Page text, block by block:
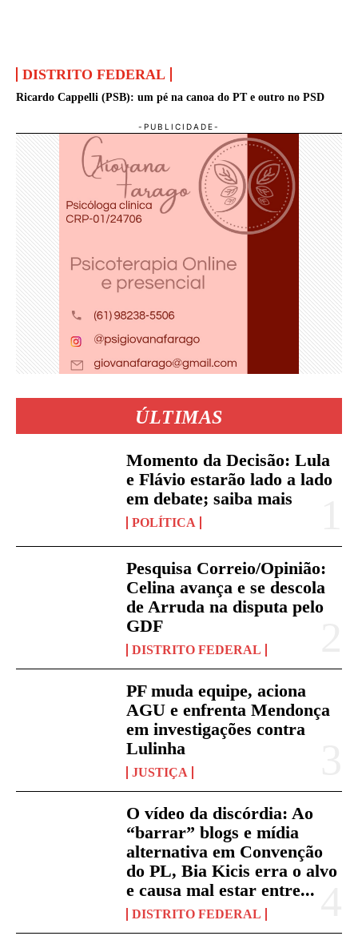
DISTRITO FEDERAL
Ricardo Cappelli (PSB): um pé na canoa do PT e outro no PSD
ÚLTIMAS
Momento da Decisão: Lula
e Flávio estarão lado a lado
em debate; saiba mais
POLÍTICA
Pesquisa Correio/Opinião:
Celina avança e se descola
de Arruda na disputa pelo
GDF
DISTRITO FEDERAL
PF muda equipe, aciona
AGU e enfrenta Mendonça
em investigações contra
Lulinha
JUSTIÇA
O vídeo da discórdia: Ao
“barrar” blogs e mídia
alternativa em Convenção
do PL, Bia Kicis erra o alvo
e causa mal estar entre...
DISTRITO FEDERAL